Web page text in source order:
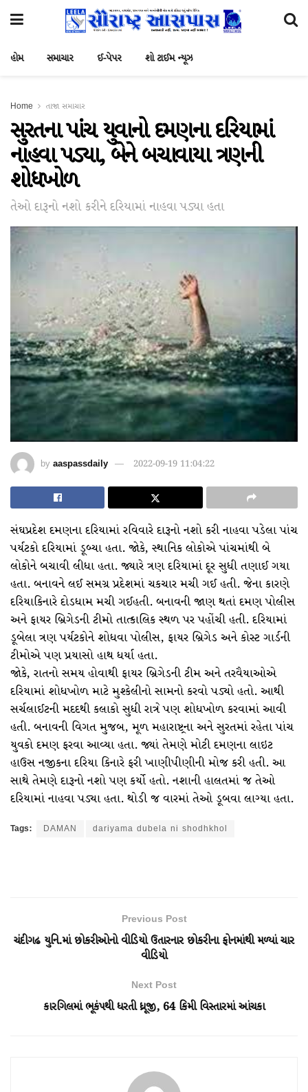
હોમ સમાચાર ઈ-પેપર શો ટાઈમ ન્યૂઝ
Home તાજા સમાચાર
સુરતના પાંચ યુવાનો દમણના દરિયામાં
નાહવા પડ્યા, બેને બચાવાયા ત્રણની
શોધખોળ
તેઓ દારૂનો નશો કરીને દરિયામાં નાહવા પડ્યા હતા
by aaspassdaily 2022-09-19 11:04:22
સંઘપ્રદેશ દમણના દરિયામાં રવિવારે દારૂનો નશો કરી નાહવા પડેલા પાંચ
પર્યટકો દરિયામાં ડૂબ્યા હતા. જોકે, સ્થાનિક લોકોએ પાંચમાંથી બે
લોકોને બચાવી લીધા હતા. જ્યારે ત્રણ દરિયામાં દૂર સુધી તણાઈ ગયા
હતા. બનાવને લઈ સમગ્ર પ્રદેશમાં ચકચાર મચી ગઈ હતી. જેના કારણે
દરિયાકિનારે દોડધામ મચી ગઈહતી. બનાવની જાણ થતાં દમણ પોલીસ
અને ફાયર બ્રિગેડની ટીમો તાત્કાલિક સ્થળ પર પહોંચી હતી. દરિયામાં
ડૂબેલા ત્રણ પર્યટકોને શોધવા પોલીસ, ફાયર બ્રિગેડ અને કોસ્ટ ગાર્ડની
ટીમોએ પણ પ્રયાસો હાથ ધર્યા હતા.
જોકે, રાતનો સમય હોવાથી ફાયર બ્રિગેડની ટીમ અને તરવૈયાઓએ
દરિયામાં શોધખોળ માટે મુશ્કેલીનો સામનો કરવો પડ્યો હતો. આથી
સર્ચલાઈટની મદદથી કલાકો સુધી રાત્રે પણ શોધખોળ કરવામાં આવી
હતી. બનાવની વિગત મુજબ, મૂળ મહારાષ્ટ્રના અને સુરતમાં રહેતા પાંચ
યુવકો દમણ ફરવા આવ્યા હતા. જ્યાં તેમણે મોટી દમણના લાઇટ
હાઉસ નજીકના દરિયા કિનારે ફરી ખાણીપીણીની મોજ કરી હતી. આ
સાથે તેમણે દારૂનો નશો પણ કર્યો હતો. નશાની હાલતમાં જ તેઓ
દરિયામાં નાહવા પડ્યા હતા. થોડી જ વારમાં તેઓ ડૂબવા લાગ્યા હતા.
Tags: DAMAN dariyama dubela ni shodhkhol
Previous Post
ચંદીગઢ યુનિ.માં છોકરીઓનો વીડિયો ઉતારનાર છોકરીના ફોનમાંથી મળ્યાં ચાર
વીડિયો
Next Post
કારગિલમાં ભૂકંપથી ધરતી ધ્રૂજી, 64 કિમી વિસ્તારમાં આંચકા